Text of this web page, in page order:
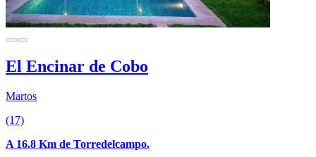
El Encinar de Cobo
Martos
(17)
A 16.8 Km de Torredelcampo.